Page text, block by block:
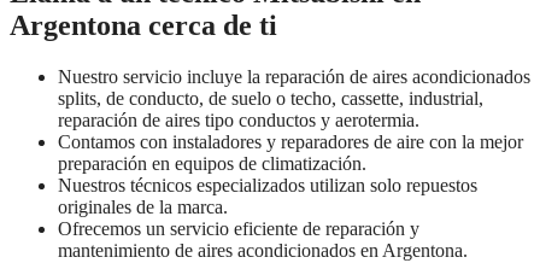
Argentona cerca de ti
Nuestro servicio incluye la reparación de aires acondicionados
splits, de conducto, de suelo o techo, cassette, industrial,
reparación de aires tipo conductos y aerotermia.
Contamos con instaladores y reparadores de aire con la mejor
preparación en equipos de climatización.
Nuestros técnicos especializados utilizan solo repuestos
originales de la marca.
Ofrecemos un servicio eficiente de reparación y
mantenimiento de aires acondicionados en Argentona.